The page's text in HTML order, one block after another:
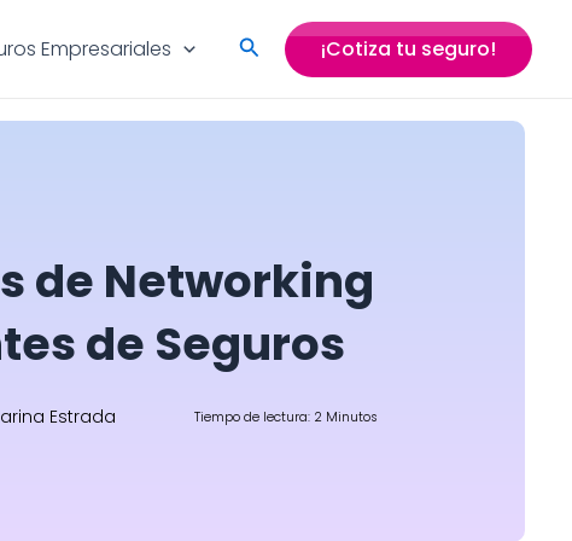
Empresariales Search ¡Cotiza tu seguro!
de Networking
de Seguros
Estrada Tiempo de lectura: 2 Minutos